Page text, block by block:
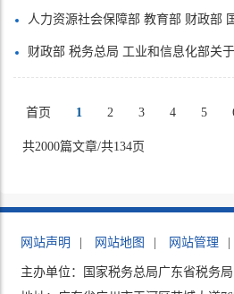
人力资源社会保障部 教育部 财政部 国家税务总局关于失业保险支持
财政部 税务总局 工业和信息化部关于调整节能汽车、新能源汽车车
首页 1 2 3 4 5
共2000篇文章/共134页
网站声明 网站地图 网站管理
主办单位：国家税务总局广东省税务局